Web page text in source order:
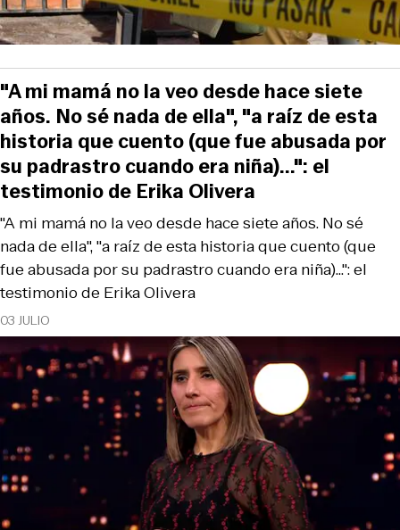
03 JULIO
"A mi mamá no la veo desde hace siete años. No sé
nada de ella", "a raíz de esta historia que cuento (que
fue abusada por su padrastro cuando era niña)...": el
testimonio de Erika Olivera
"A mi mamá no la veo desde hace siete
años. No sé nada de ella", "a raíz de esta
historia que cuento (que fue abusada por
su padrastro cuando era niña)...": el
testimonio de Erika Olivera